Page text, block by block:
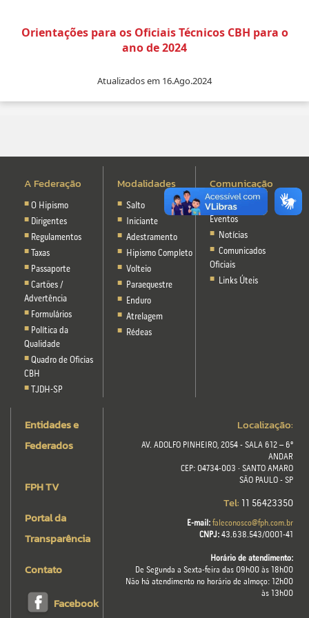
Orientações para os Oficiais Técnicos CBH para o
ano de 2024
Atualizados em 16.Ago.2024
A Federação
O Hipismo
Dirigentes
Regulamentos
Taxas
Passaporte
Cartões /
Advertência
Formulários
Política da
Qualidade
Quadro de Oficias
CBH
TJDH-SP
Modalidades
Salto
Iniciante
Adestramento
Hipismo Completo
Volteio
Paraequestre
Enduro
Atrelagem
Rédeas
Comunicação
Calendário de
Eventos
Notícias
Comunicados
Oficiais
Links Úteis
Entidades e
Federados
FPH TV
Portal da
Transparência
Contato
Facebook
Localização:
AV. ADOLFO PINHEIRO, 2054 - SALA 612 – 6º
ANDAR
CEP: 04734-003 · SANTO AMARO
SÃO PAULO - SP
Tel: 11 56423350
E-mail: faleconosco@fph.com.br
CNPJ: 43.638.543/0001-41
Horário de atendimento:
De Segunda a Sexta-feira das 09h00 às 18h00
Não há atendimento no horário de almoço: 12h00
às 13h00